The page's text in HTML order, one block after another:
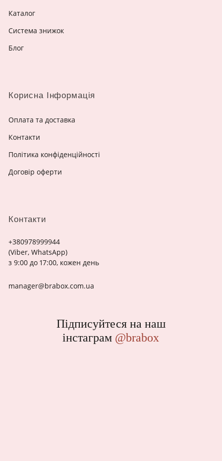
Контакти
+380978999944
(Viber, WhatsApp)
з 9:00 до 17:00, кожен день
manager@brabox.com.ua
Каталог
Система знижок
Блог
Корисна Інформація
Оплата та доставка
Контакти
Політика конфіденційності
Договір оферти
Підписуйтеся на наш
інстаграм @brabox